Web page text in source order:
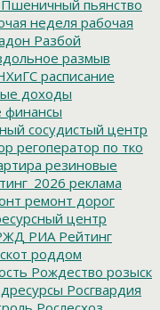
Пшеничный пьянство
неделя рабочая
Разбой
размыв
расписание
доходы
финансы
сосудистый центр
регоператор по тко
резиновые
реклама
ремонт дорог
центр
РИА Рейтинг
роддом
Рождество розыск
Росгвардия